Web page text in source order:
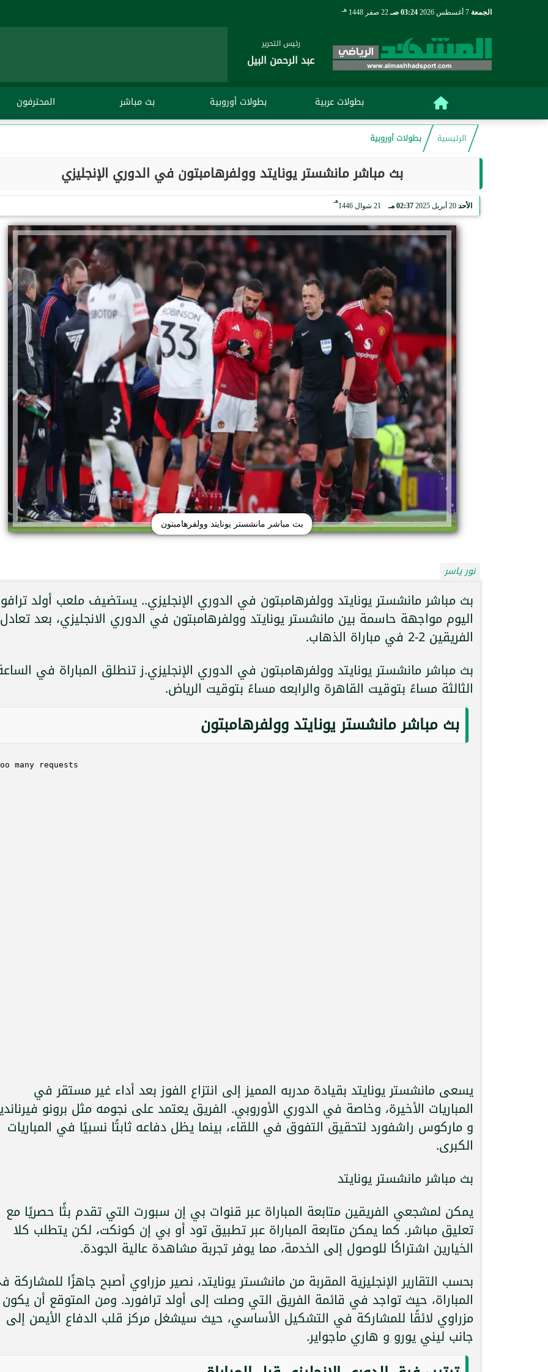
الجمعة 03:24 صـ 22 صفر 1448 هـ
رئيس التحرير
عبد الرحمن البيل
بطولات عربية بطولات أوروبية بث مباشر المحترفون
الرئيسية بطولات أوروبية
بث مباشر مانشستر يونايتد وولفرهامبتون في الدوري الإنجليزي
الأحد 20 أبريل 2025 02:37 مـ 21 شوال 1446
هـ
بث مباشر مانشستر يونايتد وولفرهامبتون
نور ياسر
بث مباشر مانشستر يونايتد وولفرهامبتون في الدوري الإنجليزي.. يستضيف ملعب أولد
اليوم مواجهة حاسمة بين مانشستر يونايتد وولفرهامبتون في الدوري الانجليزي، بعد تعادل
الفريقين 2-2 في مباراة الذهاب.
بث مباشر مانشستر يونايتد وولفرهامبتون في الدوري الإنجليزي.ز تنطلق المباراة في
الثالثة مساءً بتوقيت القاهرة والرابعه مساءً بتوقيت الرياض.
بث مباشر مانشستر يونايتد وولفرهامبتون
يسعى مانشستر يونايتد بقيادة مدربه المميز إلى انتزاع الفوز بعد أداء غير مستقر في
المباريات الأخيرة، وخاصة في الدوري الأوروبي. الفريق يعتمد على نجومه مثل برونو
و ماركوس راشفورد لتحقيق التفوق في اللقاء، بينما يظل دفاعه ثابتًا نسبيًا في المباريات
الكبرى.
بث مباشر مانشستر يونايتد
يمكن لمشجعي الفريقين متابعة المباراة عبر قنوات بي إن سبورت التي تقدم بثًا حصريًا مع
تعليق مباشر. كما يمكن متابعة المباراة عبر تطبيق تود أو بي إن كونكت، لكن يتطلب كلا
الخيارين اشتراكًا للوصول إلى الخدمة، مما يوفر تجربة مشاهدة عالية الجودة.
بحسب التقارير الإنجليزية المقربة من مانشستر يونايتد، نصير مزراوي أصبح جاهزًا للمشاركة
المباراة، حيث تواجد في قائمة الفريق التي وصلت إلى أولد ترافورد. ومن المتوقع أن يكون
مزراوي لائقًا للمشاركة في التشكيل الأساسي، حيث سيشغل مركز قلب الدفاع الأيمن إلى
جانب ليني يورو و هاري ماجواير.